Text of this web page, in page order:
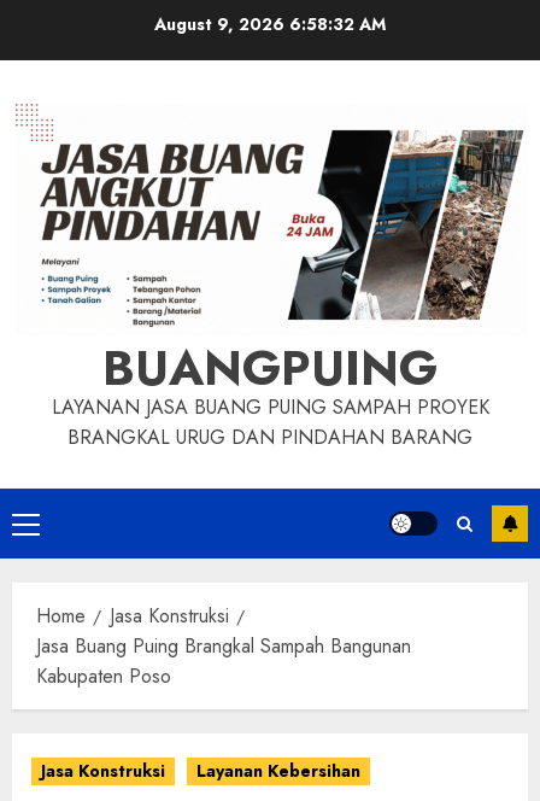
August 9, 2026 6:58:33 AM
BUANGPUING
LAYANAN JASA BUANG PUING SAMPAH PROYEK
BRANGKAL URUG DAN PINDAHAN BARANG
Primary
Menu
Home
Jasa Konstruksi
Jasa Buang Puing Brangkal Sampah Bangunan
Kabupaten Poso
Jasa Konstruksi Layanan Kebersihan